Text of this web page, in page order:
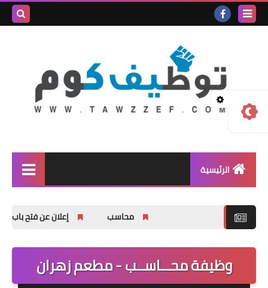
الإلكترونية
الرئيسية
المنحة الدراسية
اخبار عامة
منوعات
إعلان عن فتح باب التسجيل للشباب
وظيفة محـــاســب - مطعم زهران